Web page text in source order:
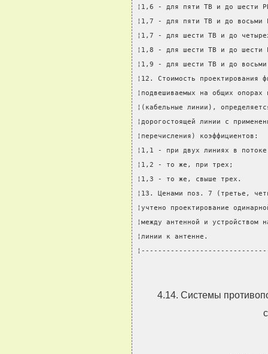
¦1,6 - для пяти ТВ и до
¦1,7 - для пяти ТВ и до
¦1,7 - для шести ТВ и до
¦1,8 - для шести ТВ и до
¦1,9 - для шести ТВ и до
¦12. Стоимость
¦подвешиваемых на общих
¦(кабельные линии),
¦дорогостоящей линии с
¦перечисления)
¦1,1 - при двух линиях
¦1,2 - то же, при
¦1,3 - то же, свыше
¦13. Ценами поз. 7 (третье,
¦учтено проектирование
¦между антенной и
¦линии к антенне.
4.14. Системы